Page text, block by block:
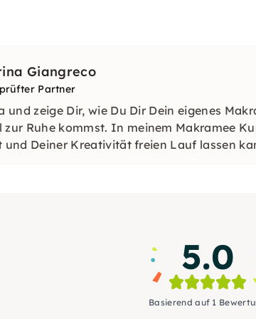
Giangreco
Partner
und zeige Dir, wie Du Dir Dein eigenes
Ruhe kommst. In meinem Makramee
und Deiner Kreativität freien Lauf lassen
5.0
Basierend auf 1